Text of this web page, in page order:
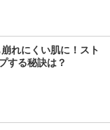
れにくい肌に！スト
する秘訣は？